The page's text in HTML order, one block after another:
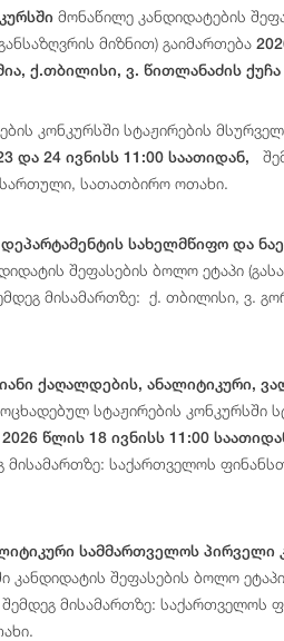
მონაწილე კანდიდატების
მიზნით) გაიმართება
ქ.თბილისი, ვ. წითლანაძის
კონკურსში სტაჟირების
და 24 ივნისს 11:00 საათიდან,
სათათბირო ოთახი.
სახელმწიფო და
შეფასების ბოლო ეტაპი
მისამართზე: ქ. თბილისი, ვ.
ქაღალდების, ანალიტიკური,
სტაჟირების კონკურსში
2026 წლის 18 ივნისს 11:00
მისამართზე: საქართველოს
სამმართველოს პირველი
შეფასების ბოლო
შემდეგ მისამართზე: საქართველოს